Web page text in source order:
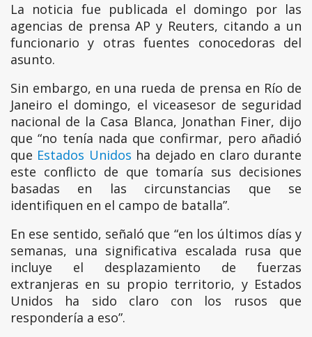
La noticia fue publicada el domingo por las
agencias de prensa AP y Reuters, citando a un
funcionario y otras fuentes conocedoras del
asunto.
Sin embargo, en una rueda de prensa en Río de
Janeiro el domingo, el viceasesor de seguridad
nacional de la Casa Blanca, Jonathan Finer, dijo
que “no tenía nada que confirmar, pero añadió
que Estados Unidos ha dejado en claro durante
este conflicto de que tomaría sus decisiones
basadas en las circunstancias que se
identifiquen en el campo de batalla”.
En ese sentido, señaló que “en los últimos días y
semanas, una significativa escalada rusa que
incluye el desplazamiento de fuerzas
extranjeras en su propio territorio, y Estados
Unidos ha sido claro con los rusos que
respondería a eso”.